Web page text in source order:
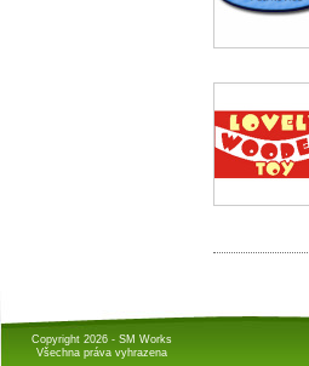
Copyright 2026 - SM Works
Všechna práva vyhrazena